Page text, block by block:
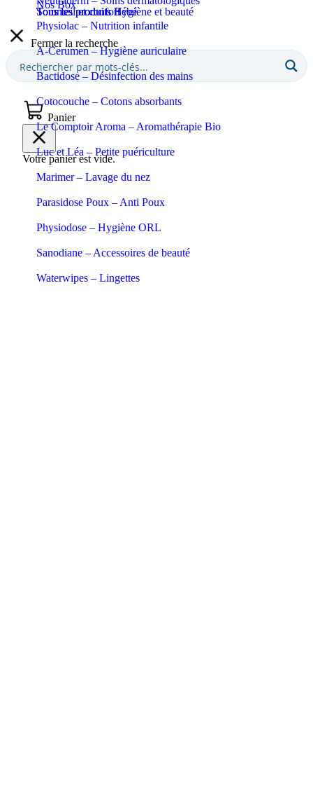
Sommeil et confort
Tous les produits Bébé
Tous les produits Hygiène et beauté
Physiolac – Nutrition infantile
A-Cerumen – Hygiène auriculaire
Bactidose – Désinfection des mains
Cotocouche – Cotons absorbants
Le Comptoir Aroma – Aromathérapie Bio
Luc et Léa – Petite puériculture
Marimer – Lavage du nez
Parasidose Poux – Anti Poux
Physiodose – Hygiène ORL
Sanodiane – Accessoires de beauté
Waterwipes – Lingettes
Nos Box
Fermer la recherche
Panier
Votre panier est vide.